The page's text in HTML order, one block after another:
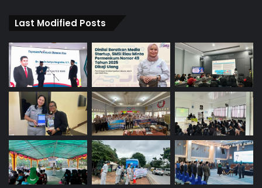
Last Modified Posts